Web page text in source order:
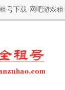
号下载-网吧游戏